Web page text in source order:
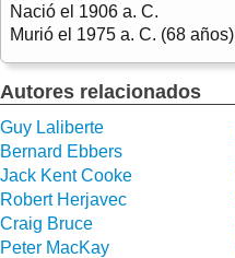
Nació el 1906 a. C.
Murió el 1975 a. C. (68 años)
Autores relacionados
Guy Laliberte
Bernard Ebbers
Jack Kent Cooke
Robert Herjavec
Craig Bruce
Peter MacKay